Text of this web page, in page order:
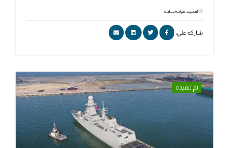
التصنيف: قوات مسلحة
شاركه علي:
تم تنفيذه